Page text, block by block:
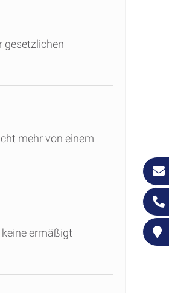
gesetzlichen
mehr von einem
ermäßigt